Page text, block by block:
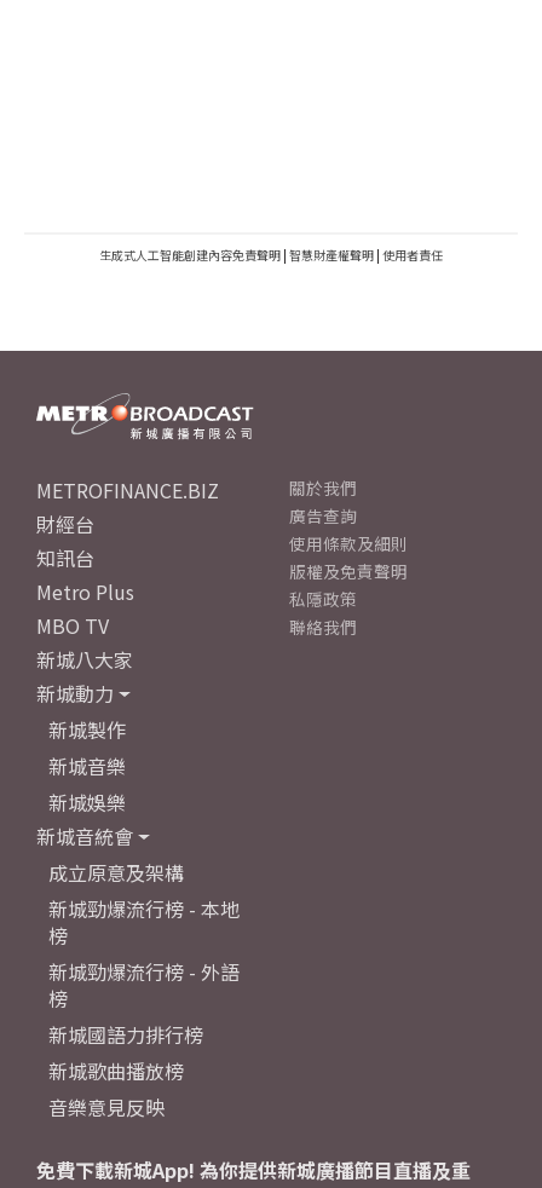
生成式人工智能創建內容免責聲明 | 智慧財產權聲明 | 使用者責任
METROFINANCE.BIZ
財經台
知訊台
Metro Plus
MBO TV
新城八大家
新城動力
新城製作
新城音樂
新城娛樂
新城音統會
成立原意及架構
新城勁爆流行榜 - 本地
榜
新城勁爆流行榜 - 外語
榜
新城國語力排行榜
新城歌曲播放榜
音樂意見反映
關於我們
廣告查詢
使用條款及細則
版權及免責聲明
私隱政策
聯絡我們
免費下載新城App! 為你提供新城廣播節目直播及重